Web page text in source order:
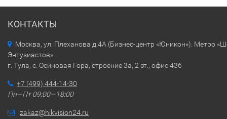
КОНТАКТЫ
Москва, ул. Плеханова д.4А (Бизнес-центр «Юникон»). Метро
Энтузиастов»
г. Тула, с. Осиновая Гора, строение 3а, 2 эт., офис 436
+7 (499) 444-14-30
Пн—Пт 09:00—18:00
zakaz@hikvision24.ru